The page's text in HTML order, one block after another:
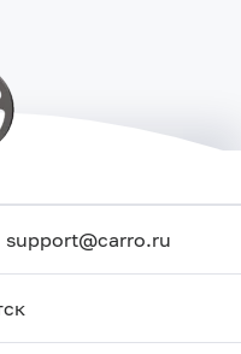
support@carro.ru